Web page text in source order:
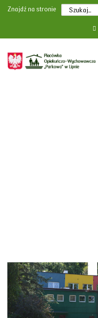
Znajdź na stronie
rokmiesiąc
rokmiesiąc